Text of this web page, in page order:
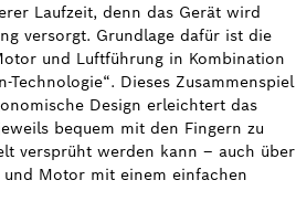
Laufzeit, denn das Gerät wird
versorgt. Grundlage dafür ist die
und Luftführung in Kombination
Dieses Zusammenspiel
Design erleichtert das
bequem mit den Fingern zu
versprüht werden kann – auch über
und Motor mit einem einfachen